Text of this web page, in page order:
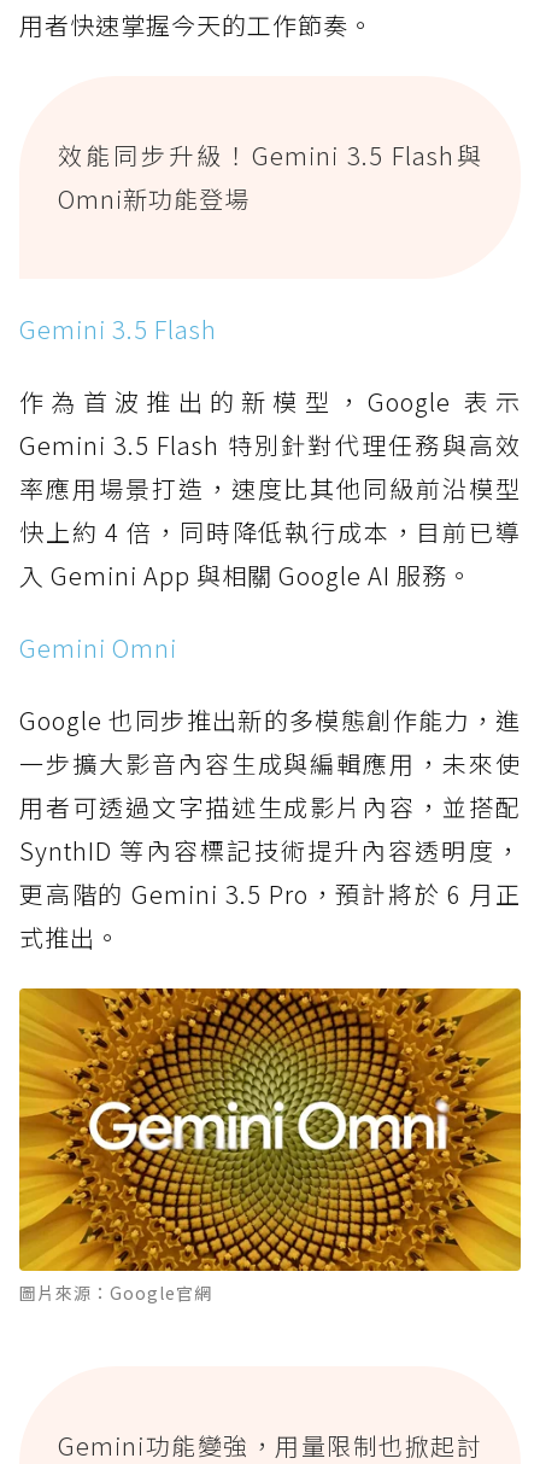
用者快速掌握今天的工作節奏。
效能同步升級！Gemini 3.5 Flash與
Omni新功能登場
Gemini 3.5 Flash
作為首波推出的新模型，Google 表示
Gemini 3.5 Flash 特別針對代理任務與高效
率應用場景打造，速度比其他同級前沿模型
快上約 4 倍，同時降低執行成本，目前已導
入 Gemini App 與相關 Google AI 服務。
Gemini Omni
Google 也同步推出新的多模態創作能力，進
一步擴大影音內容生成與編輯應用，未來使
用者可透過文字描述生成影片內容，並搭配
SynthID 等內容標記技術提升內容透明度，
更高階的 Gemini 3.5 Pro，預計將於 6 月正
式推出。
圖片來源：Google官網
Gemini功能變強，用量限制也掀起討